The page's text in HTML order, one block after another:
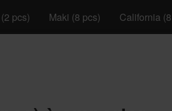
pcs) Maki (8 pcs) California